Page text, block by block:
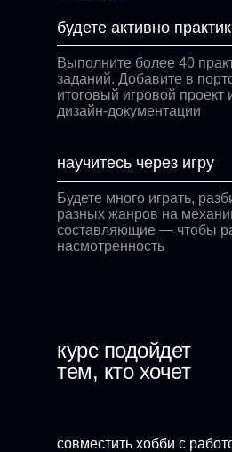
будете активно
Выполните более 40
заданий. Добавите в
итоговый игровой проект
дизайн-документации
научитесь через игру
Будете много играть,
разных жанров на
составляющие — чтобы
насмотренность
курс подойдет
тем, кто хочет
совместить хобби с